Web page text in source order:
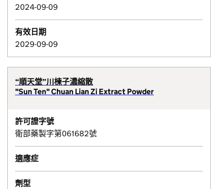
2024-09-09
有效日期
2029-09-09
“順天堂”川楝子濃縮散
"Sun Ten" Chuan Lian Zi Extract Powder
許可證字號
衛部藥製字第061682號
適應症
劑型